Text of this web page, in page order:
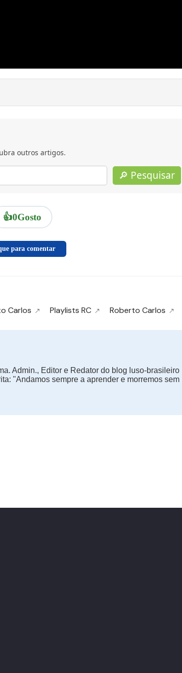
outros artigos.
🔎 Pesquisar
👍0Gosto
para comentar
Carlos Playlists RC Roberto Carlos
Admin., Editor e Redator do blog luso-brasileiro
"Andamos sempre a aprender e morremos sem